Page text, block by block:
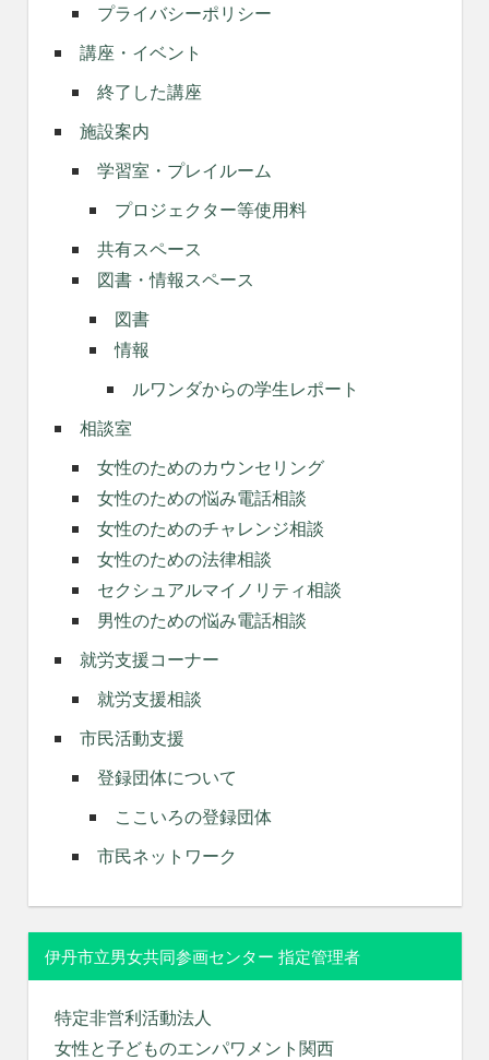
プライバシーポリシー
講座・イベント
終了した講座
施設案内
学習室・プレイルーム
プロジェクター等使用料
共有スペース
図書・情報スペース
図書
情報
ルワンダからの学生レポート
相談室
女性のためのカウンセリング
女性のための悩み電話相談
女性のためのチャレンジ相談
女性のための法律相談
セクシュアルマイノリティ相談
男性のための悩み電話相談
就労支援コーナー
就労支援相談
市民活動支援
登録団体について
ここいろの登録団体
市民ネットワーク
伊丹市立男女共同参画センター 指定管理者
特定非営利活動法人
女性と子どものエンパワメント関西